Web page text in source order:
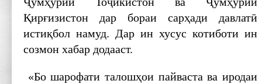
Қирғизистон дар бораи сарҳади давлатӣ
истиқбол намуд. Дар ин хусус котиботи ин
созмон хабар додааст.
«Бо шарофати талошҳои пайваста ва иродаи